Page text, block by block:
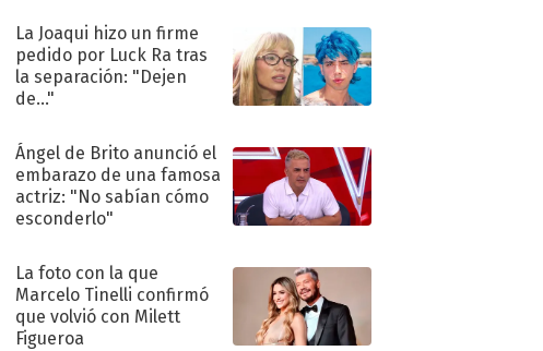
La Joaqui hizo un firme
pedido por Luck Ra tras
la separación: "Dejen
de..."
Ángel de Brito anunció el
embarazo de una famosa
actriz: "No sabían cómo
esconderlo"
La foto con la que
Marcelo Tinelli confirmó
que volvió con Milett
Figueroa